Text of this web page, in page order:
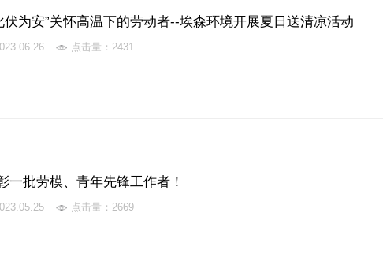
伏为安”关怀高温下的劳动者--埃森环境开展夏日送清凉活动
点击量：2431
一批劳模、青年先锋工作者！
点击量：2669